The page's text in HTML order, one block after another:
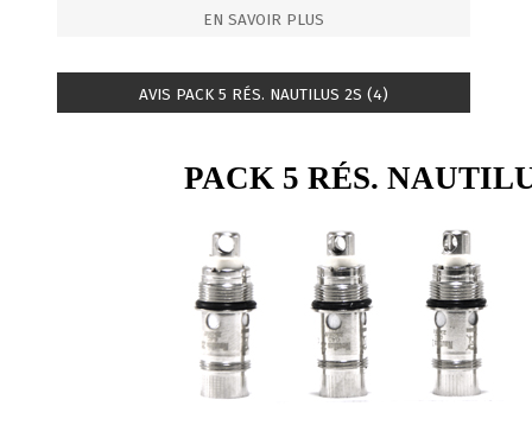
EN SAVOIR PLUS
AVIS PACK 5 RÉS. NAUTILUS 2S (4)
PACK 5 RÉS.